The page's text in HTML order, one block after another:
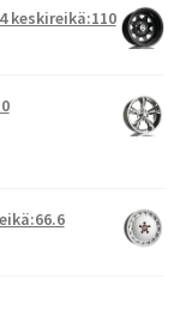
keskireikä:110